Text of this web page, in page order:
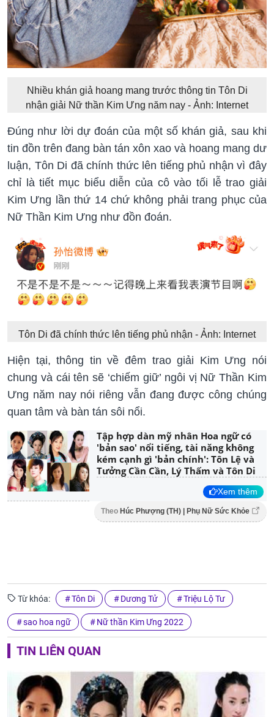
Nhiều khán giả hoang mang trước thông tin Tôn Di
nhận giải Nữ thần Kim Ưng năm nay - Ảnh: Internet
Đúng như lời dự đoán của một số khán giả, sau khi
tin đồn trên đang bàn tán xôn xao và hoang mang dư
luận, Tôn Di đã chính thức lên tiếng phủ nhận vì đây
chỉ là tiết mục biểu diễn của cô vào tối lễ trao giải
Kim Ưng lần thứ 14 chứ không phải trang phục của
Nữ Thần Kim Ưng như đồn đoán.
Tôn Di đã chính thức lên tiếng phủ nhận - Ảnh: Internet
Hiện tại, thông tin về đêm trao giải Kim Ưng nói
chung và cái tên sẽ ‘chiếm giữ’ ngôi vị Nữ Thần Kim
Ưng năm nay nói riêng vẫn đang được công chúng
quan tâm và bàn tán sôi nổi.
Tập hợp dàn mỹ nhân Hoa ngữ có
'bản sao' nổi tiếng, tài năng không
kém cạnh gì 'bản chính': Tôn Lệ và
Tưởng Cần Cần, Lý Thấm và Tôn Di
Xem thêm
Theo Húc Phượng (TH) | Phụ Nữ Sức Khỏe
Từ khóa: Tôn Di Dương Tử Triệu Lộ Tư
sao hoa ngữ Nữ thần Kim Ưng 2022
TIN LIÊN QUAN